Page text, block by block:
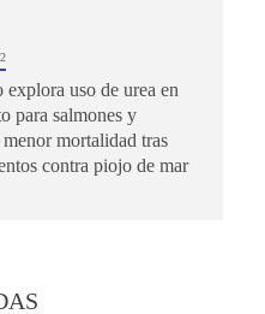
explora uso de urea en
para salmones y
mortalidad tras
contra piojo de mar